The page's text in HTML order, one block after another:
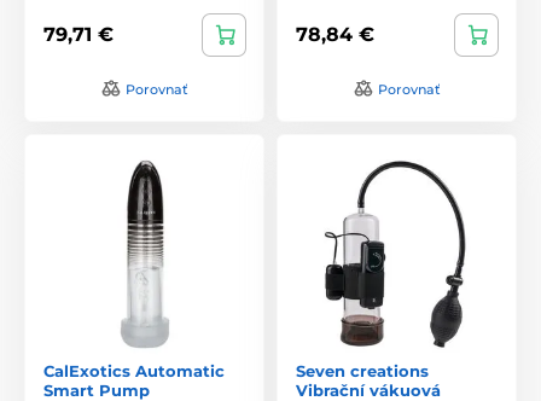
79,71 €
Porovnať
78,84 €
Porovnať
CalExotics Automatic
Smart Pump
Seven creations
Vibrační vákuová